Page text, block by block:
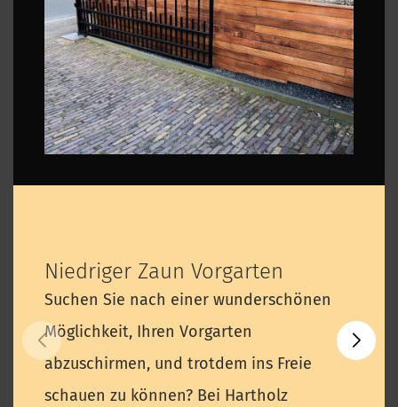
Niedriger Zaun Vorgarten
Suchen Sie nach einer wunderschönen
Möglichkeit, Ihren Vorgarten
abzuschirmen, und trotdem ins Freie
schauen zu können? Bei Hartholz